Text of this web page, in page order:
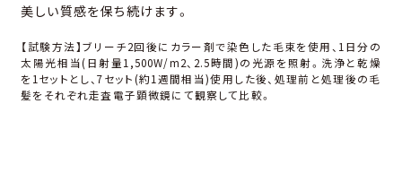
美しい質感を保ち続けます。
【試験方法】ブリーチ2回後にカラー剤で染⾊した⽑束を使⽤、1⽇分の
太陽光相当(⽇射量1,500W/m2、2.5時間)の光源を照射。洗浄と乾燥
を1セットとし、7セット(約1週間相当)使⽤した後、処理前と処理後の⽑
髪をそれぞれ走査電子顕微鏡にて観察して比較。